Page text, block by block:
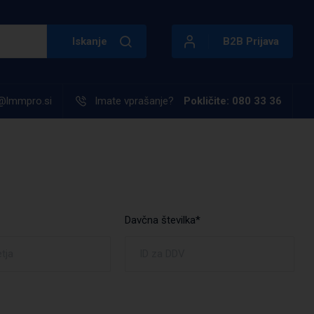
Iskanje B2B Prijava
Imate vprašanje? Pokličite: 080 33 36
Davčna številka*